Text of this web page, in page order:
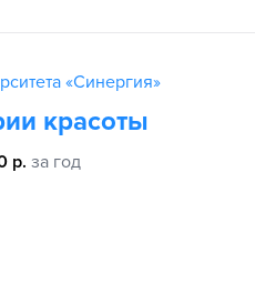
«Синергия»
красоты
р. за год